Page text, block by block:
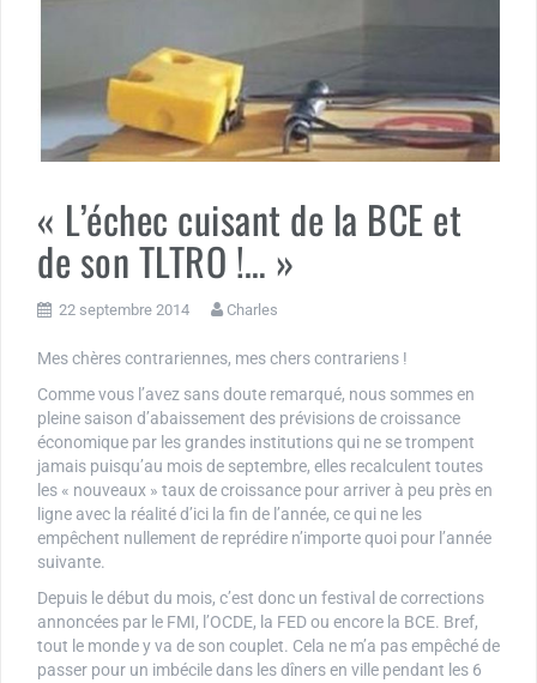
« L’échec cuisant de la BCE et
de son TLTRO !… »
22 septembre 2014 Charles
Mes chères contrariennes, mes chers contrariens !
Comme vous l’avez sans doute remarqué, nous sommes en
pleine saison d’abaissement des prévisions de croissance
économique par les grandes institutions qui ne se trompent
jamais puisqu’au mois de septembre, elles recalculent toutes
les « nouveaux » taux de croissance pour arriver à peu près en
ligne avec la réalité d’ici la fin de l’année, ce qui ne les
empêchent nullement de reprédire n’importe quoi pour l’année
suivante.
Depuis le début du mois, c’est donc un festival de corrections
annoncées par le FMI, l’OCDE, la FED ou encore la BCE. Bref,
tout le monde y va de son couplet. Cela ne m’a pas empêché de
passer pour un imbécile dans les dîners en ville pendant les 6